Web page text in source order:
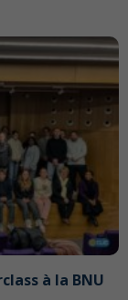
à la BNU